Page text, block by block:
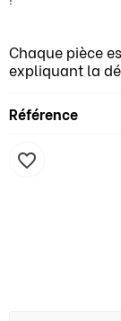
Chaque pièce
expliquant la
Référence
favorite_border